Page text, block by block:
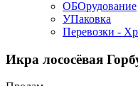
ОБОрудование
УПаковка
Перевозки -
Икра лососёвая